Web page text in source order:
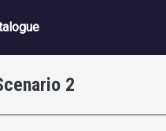
principale
2